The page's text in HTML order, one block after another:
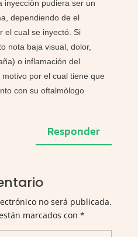
inyecciòn pudiera ser un
dependiendo de el
el cual se inyectó. Si
nota baja visual, dolor,
o inflamación del
por el cual tiene que
con su oftalmòlogo
Responder
no será publicada.
marcados con *